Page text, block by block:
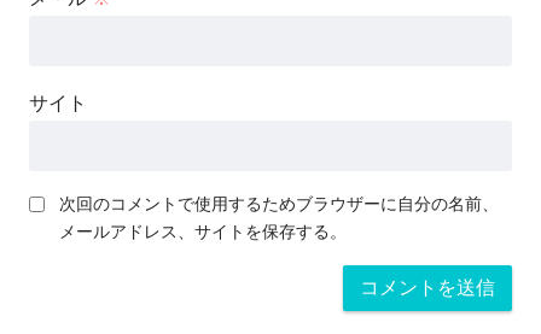
サイト
次回のコメントで使用するためブラウザーに自分の名前、
メールアドレス、サイトを保存する。